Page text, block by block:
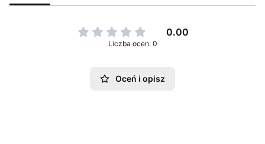
0.00
Liczba ocen: 0
Oceń i opisz